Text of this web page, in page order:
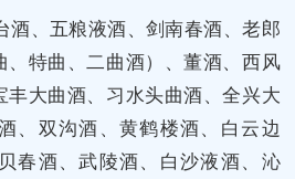
酒、五粮液酒、剑南春酒、老郎
特曲、二曲酒）、董酒、西风
大曲酒、习水头曲酒、全兴大
、双沟酒、黄鹤楼酒、白云边
春酒、武陵酒、白沙液酒、沁